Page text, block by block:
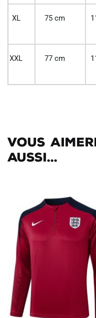
XL 75 cm
XXL 77 cm
Vous
aussi...